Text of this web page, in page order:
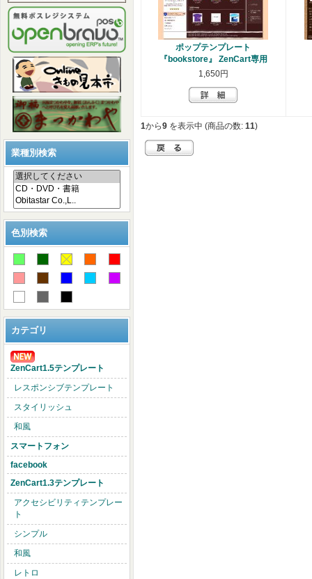
業種別検索
色別検索
カテゴリ
ZenCart1.5テンプレート
レスポンシブテンプレート
スタイリッシュ
和風
スマートフォン
facebook
ZenCart1.3テンプレート
アクセシビリティテンプレー
ト
シンプル
和風
レトロ
ポップテンプレート
『bookstore』 ZenCart専用
1,650円
1から9 を表示中 (商品の数: 11)